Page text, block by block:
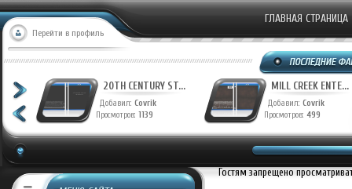
Перейти в профиль
ГЛАВНАЯ СТРАНИЦА
20TH CENTURY ST...
Добавил: Covrik
Просмотров: 1139
MILL CREEK ENTE...
Добавил: Covrik
Просмотров: 499
Гостям запрещено